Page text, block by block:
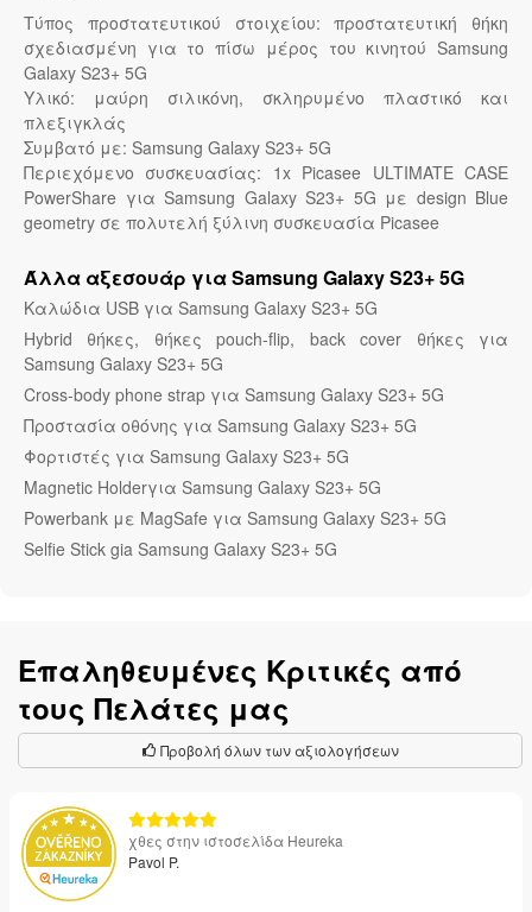
Τύπος προστατευτικού στοιχείου: προστατευτική θήκη
σχεδιασμένη για το πίσω μέρος του κινητού Samsung
Galaxy S23+ 5G
Υλικό: μαύρη σιλικόνη, σκληρυμένο πλαστικό και
πλεξιγκλάς
Συμβατό με: Samsung Galaxy S23+ 5G
Περιεχόμενο συσκευασίας: 1x Picasee ULTIMATE CASE
PowerShare για Samsung Galaxy S23+ 5G με design Blue
geometry σε πολυτελή ξύλινη συσκευασία Picasee
Άλλα αξεσουάρ για Samsung Galaxy S23+ 5G
Καλώδια USB για Samsung Galaxy S23+ 5G
Hybrid θήκες, θήκες pouch-flip, back cover θήκες για
Samsung Galaxy S23+ 5G
Cross-body phone strap για Samsung Galaxy S23+ 5G
Προστασία οθόνης για Samsung Galaxy S23+ 5G
Φορτιστές για Samsung Galaxy S23+ 5G
Magnetic Holderγια Samsung Galaxy S23+ 5G
Powerbank με MagSafe για Samsung Galaxy S23+ 5G
Selfie Stick gia Samsung Galaxy S23+ 5G
Επαληθευμένες Κριτικές από
τους Πελάτες μας
Προβολή όλων των αξιολογήσεων
χθες στην ιστοσελίδα Heureka
Pavol P.